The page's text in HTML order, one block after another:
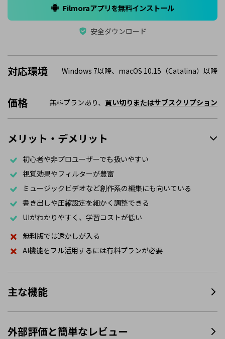
Filmoraアプリを無料インストール
安全ダウンロード
対応環境 Windows 7以降、macOS 10.15（Catalina）以降
価格 無料プランあり、 買い切りまたはサブスクリプション
メリット・デメリット
初心者や非プロユーザーでも扱いやすい
視覚効果やフィルターが豊富
ミュージックビデオなど創作系の編集にも向いている
書き出しや圧縮設定を細かく調整できる
UIがわかりやすく、学習コストが低い
無料版では透かしが入る
AI機能をフル活用するには有料プランが必要
主な機能
外部評価と簡単なレビュー